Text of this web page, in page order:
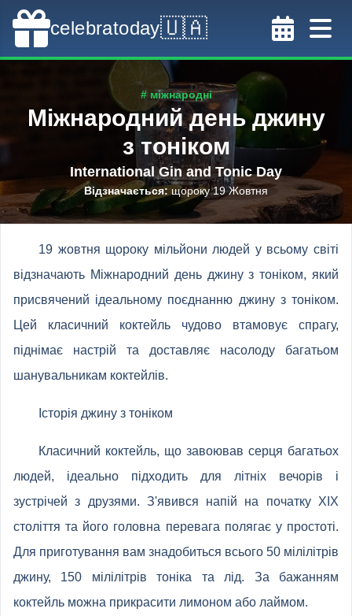
celebratoday🇺🇦
# міжнародні
Міжнародний день джину
з тоніком
International Gin and Tonic Day
Відзначається:щороку 19 Жовтня
19 жовтня щороку мільйони людей у всьому світі
відзначають Міжнародний день джину з тоніком, який
присвячений ідеальному поєднанню джину з тоніком.
Цей класичний коктейль чудово втамовує спрагу,
піднімає настрій та доставляє насолоду багатьом
шанувальникам коктейлів.
Історія джину з тоніком
Класичний коктейль, що завоював серця багатьох
людей, ідеально підходить для літніх вечорів і
зустрічей з друзями. З'явився напій на початку XIX
століття та його головна перевага полягає у простоті.
Для приготування вам знадобиться всього 50 мілілітрів
джину, 150 мілілітрів тоніка та лід. За бажанням
коктейль можна прикрасити лимоном або лаймом.